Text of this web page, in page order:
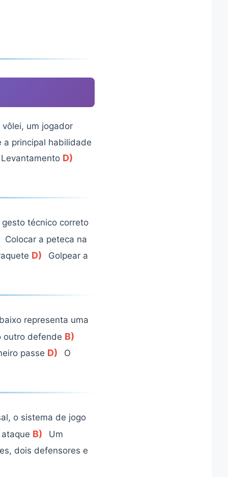
um jogador
a principal habilidade
D)
técnico correto
Colocar a peteca na
D) Golpear a
representa uma
outro defende B)
passe D) O
o sistema de jogo
B)
Um
dois defensores e